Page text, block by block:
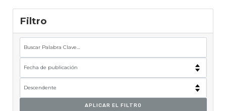
Filtro
APLICAR EL FILTRO